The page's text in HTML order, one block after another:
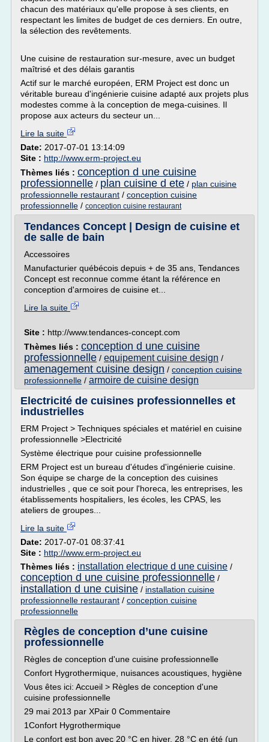
chacun des matériaux qu'elle propose à ses clients, en
respectant les limites de budget de ces derniers. En outre,
la sélection des revêtements.
Une cuisine de restauration sur-mesure, avec un budget
maîtrisé et des délais garantis
Actif sur le marché européen, ERM Project est donc un
véritable bureau d'ingénierie cuisine adapté aux projets plus
modestes comme à la conception de mega-cuisines. Il
propose aux acteurs du secteur un...
Lire la suite
Date: 2017-07-01 13:14:09
Site : http://www.erm-project.eu
Thèmes liés : conception d une cuisine
professionnelle / plan cuisine d ete / plan cuisine
professionnelle restaurant / conception cuisine
professionnelle / conception cuisine restaurant
Tendances Concept | Design de cuisine et
de salle de bain
Accessoires
Manufacturier québécois depuis + de 35 ans, Tendances
Concept est reconnue comme étant la référence en
conception d'armoires de cuisine et...
Lire la suite
Site : http://www.tendances-concept.com
Thèmes liés : conception d une cuisine
professionnelle / equipement cuisine design /
amenagement cuisine design / conception cuisine
professionnelle / armoire de cuisine design
Electricité de cuisines professionnelles et
industrielles
ERM Project > Techniques spéciales et matériel en cuisine
professionnelle >Electricité
Système électrique pour cuisine professionnelle
ERM Project est un bureau d'études d'ingénierie cuisine.
Son équipe se charge de la conception des cuisines
industrielles , que ce soit pour l'horeca, les entreprises, les
établissements hospitaliers, les écoles, les CPAS, les
ateliers de groupes...
Lire la suite
Date: 2017-07-01 08:37:41
Site : http://www.erm-project.eu
Thèmes liés : installation electrique d une cuisine /
conception d une cuisine professionnelle /
installation d une cuisine / installation cuisine
professionnelle restaurant / conception cuisine
professionnelle
Règles de conception d’une cuisine
professionnelle
Règles de conception d'une cuisine professionnelle
Confort Hygrothermique, nuisances acoustiques, hygiène
Vous êtes ici: Accueil > Règles de conception d'une
cuisine professionnelle
29 mai 2013 par XPair 0 Commentaire
1Confort Hygrothermique
Le confort est bon avec 20 °C en hiver, 28 °C en été (un